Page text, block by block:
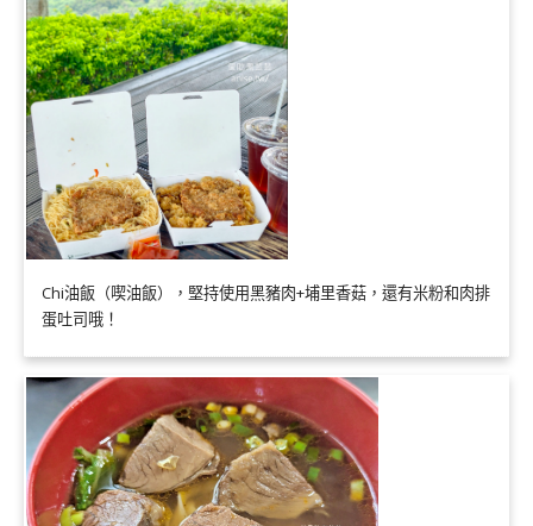
Chi油飯（喫油飯），堅持使用黑豬肉+埔里香菇，還有米粉和肉排
蛋吐司哦！